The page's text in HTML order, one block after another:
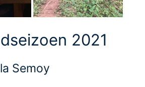
2021
Semoy